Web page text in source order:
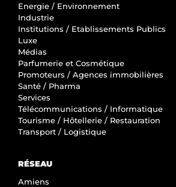
Energie / Environnement
Industrie
Institutions / Etablissements Publics
Luxe
Médias
Parfumerie et Cosmétique
Promoteurs / Agences immobilières
Santé / Pharma
Services
Télécommunications / Informatique
Tourisme / Hôtellerie / Restauration
Transport / Logistique
RÉSEAU
Amiens